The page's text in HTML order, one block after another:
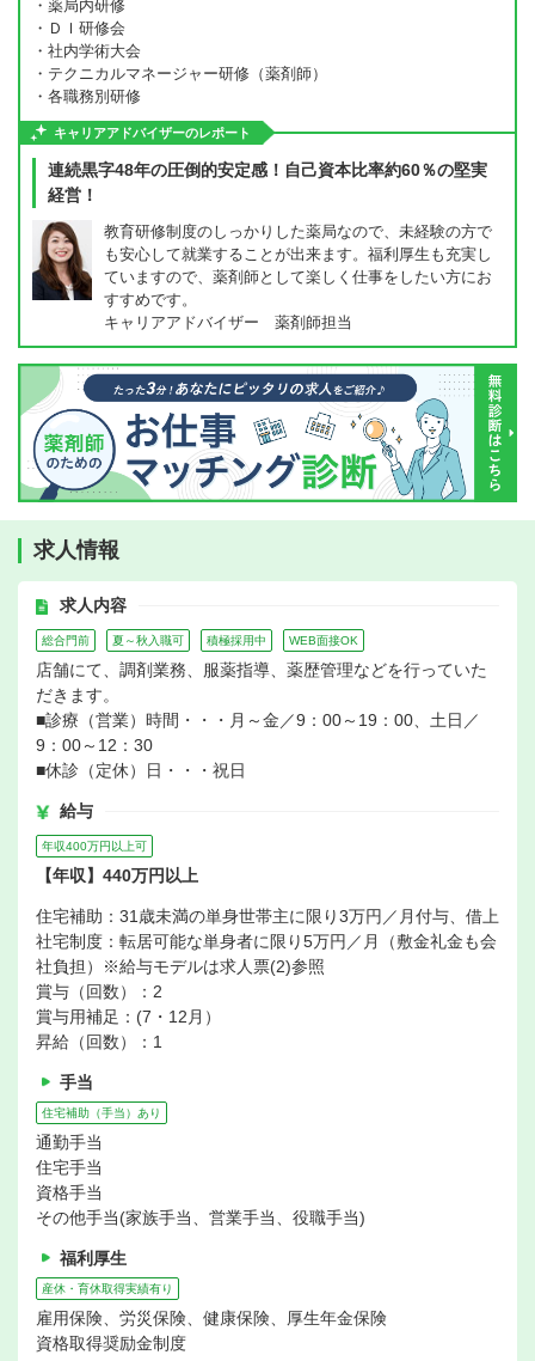
・薬局内研修
・ＤＩ研修会
・社内学術大会
・テクニカルマネージャー研修（薬剤師）
・各職務別研修
キャリアアドバイザーのレポート
連続黒字48年の圧倒的安定感！自己資本比率約60％の堅実
経営！
教育研修制度のしっかりした薬局なので、未経験の方で
も安心して就業することが出来ます。福利厚生も充実し
ていますので、薬剤師として楽しく仕事をしたい方にお
すすめです。
キャリアアドバイザー 薬剤師担当
求人情報
求人内容
総合門前 夏～秋入職可 積極採用中 WEB面接OK
店舗にて、調剤業務、服薬指導、薬歴管理などを行っていた
だきます。
■診療（営業）時間・・・月～金／9：00～19：00、土日／
9：00～12：30
■休診（定休）日・・・祝日
給与
年収400万円以上可
【年収】440万円以上
住宅補助：31歳未満の単身世帯主に限り3万円／月付与、借上
社宅制度：転居可能な単身者に限り5万円／月（敷金礼金も会
社負担）※給与モデルは求人票(2)参照
賞与（回数）：2
賞与用補足：(7・12月）
昇給（回数）：1
手当
住宅補助（手当）あり
通勤手当
住宅手当
資格手当
その他手当(家族手当、営業手当、役職手当)
福利厚生
産休・育休取得実績有り
雇用保険、労災保険、健康保険、厚生年金保険
資格取得奨励金制度